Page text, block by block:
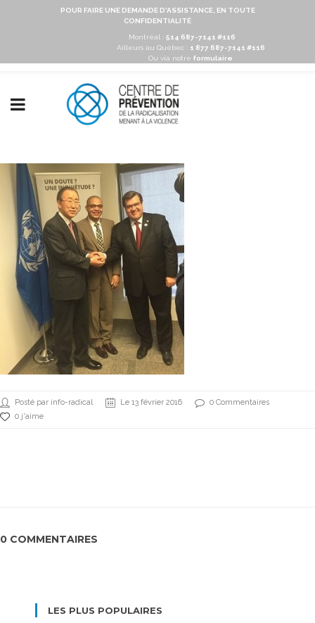
POUR FAIRE UNE DEMANDE D'ASSISTANCE, EN TOUTE
CONFIDENTIALITÉ
Montréal : 514 687-7141 #116
Ailleurs au Québec :
1 877 687-7141 #116
Ou via notre formulaire
Posté par info-radical Le 13 février 2016
0 Commentaires
0 j'aime
0 COMMENTAIRES
LES PLUS POPULAIRES